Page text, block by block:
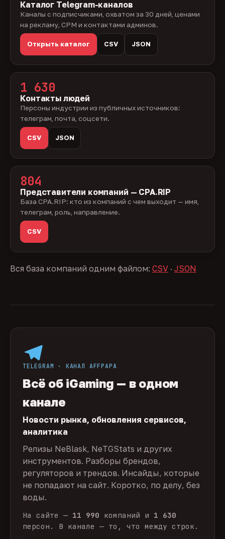
Каталог Telegram-каналов
Каналы с подписчиками, охватом за 30 дней, ценами
на рекламу, CPM и контактами админов.
Открыть каталог CSV JSON
1 630
Контакты людей
Персоны индустрии из публичных источников:
телеграм, почта, соцсети.
CSV JSON
804
Представители компаний — CPA.RIP
База CPA.RIP: кто из компаний с чем выходит — имя,
телеграм, роль, направление.
CSV
Вся база компаний одним файлом: CSV · JSON
TELEGRAM · КАНАЛ AFFPAPA
Всё об iGaming — в одном
канале
Новости рынка, обновления сервисов,
аналитика
Релизы NeBlask, NeTGStats и других
инструментов. Разборы брендов,
регуляторов и трендов. Инсайды, которые
не попадают на сайт. Коротко, по делу, без
воды.
На сайте — 11 990 компаний и 1 630
персон. В канале — то, что между строк.